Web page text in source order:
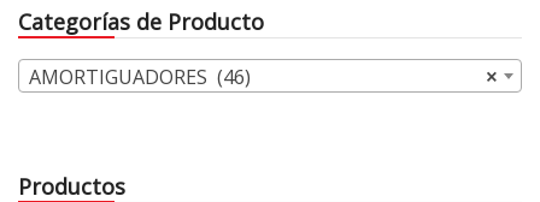
Categorías de Producto
×
AMORTIGUADORES (46)
Productos